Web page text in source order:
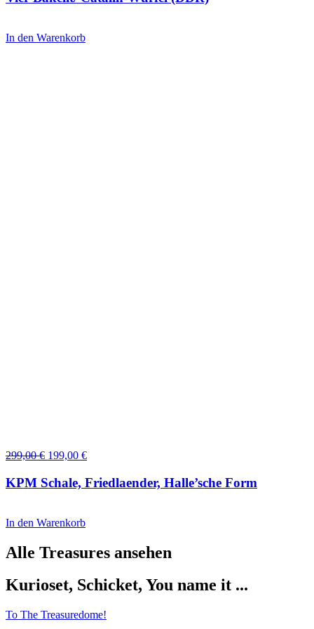
900,00 €799,00 €.
In den Warenkorb
299,00€ Ursprünglicher
war:
299,00 €
199,00 €Aktueller
ist:
199,00 €.
KPM Schale, Friedlaender, Halle’sche Form
In den Warenkorb
Alle Treasures ansehen
Kurioset, Schicket, You name it ...
To The Treasuredome!